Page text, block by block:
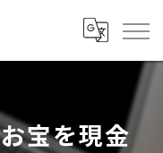
宝を現金